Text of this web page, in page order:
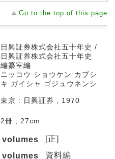
Go to the top of this page
日興証券株式会社五十年史 /
日興証券株式会社五十年史
編纂室編
ニッコウ ショウケン カブシ
キ ガイシャ ゴジュウネンシ
東京 : 日興証券 , 1970
2冊 ; 27cm
volumes [正]
volumes 資料編